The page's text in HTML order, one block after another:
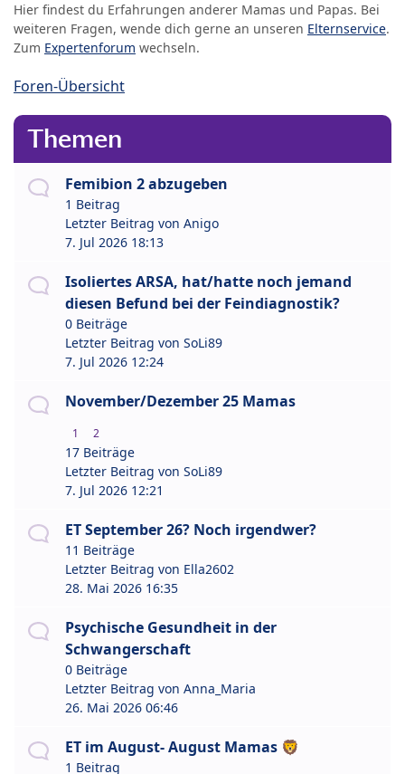
Hier findest du Erfahrungen anderer Mamas und Papas. Bei
weiteren Fragen, wende dich gerne an unseren Elternservice.
Zum Expertenforum wechseln.
Foren-Übersicht
Themen
Femibion 2 abzugeben
1 Beitrag
Letzter Beitrag von Anigo
7. Jul 2026 18:13
Isoliertes ARSA, hat/hatte noch jemand
diesen Befund bei der Feindiagnostik?
0 Beiträge
Letzter Beitrag von SoLi89
7. Jul 2026 12:24
November/Dezember 25 Mamas
1 2
17 Beiträge
Letzter Beitrag von SoLi89
7. Jul 2026 12:21
ET September 26? Noch irgendwer?
11 Beiträge
Letzter Beitrag von Ella2602
28. Mai 2026 16:35
Psychische Gesundheit in der
Schwangerschaft
0 Beiträge
Letzter Beitrag von Anna_Maria
26. Mai 2026 06:46
ET im August- August Mamas 🦁
1 Beitrag